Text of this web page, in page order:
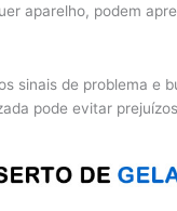
aparelho, podem
sinais de problema e
pode evitar